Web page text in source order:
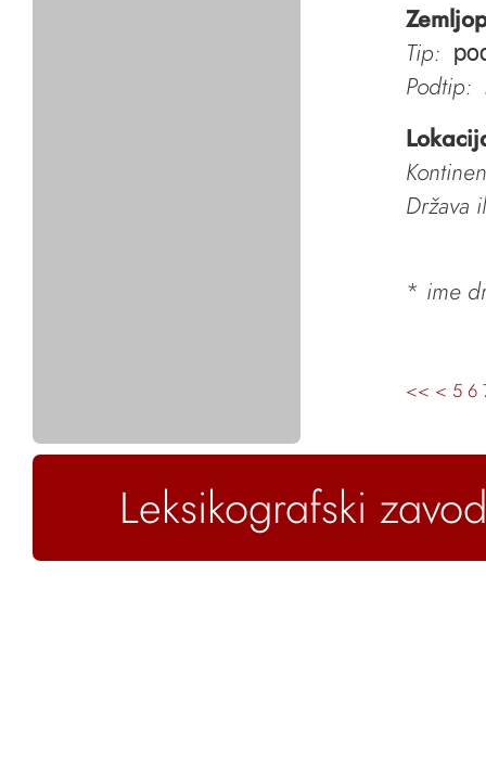
Tip:
Podtip:
Država
* ime
<< < 5 6
Leksikografski